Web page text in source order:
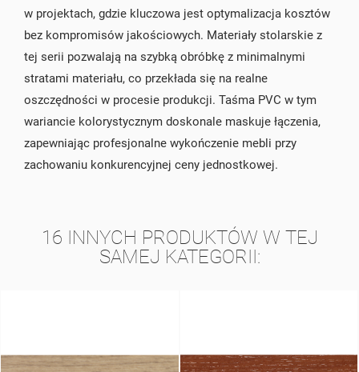
w projektach, gdzie kluczowa jest optymalizacja kosztów
bez kompromisów jakościowych. Materiały stolarskie z
tej serii pozwalają na szybką obróbkę z minimalnymi
stratami materiału, co przekłada się na realne
oszczędności w procesie produkcji. Taśma PVC w tym
wariancie kolorystycznym doskonale maskuje łączenia,
zapewniając profesjonalne wykończenie mebli przy
zachowaniu konkurencyjnej ceny jednostkowej.
16 INNYCH PRODUKTÓW W TEJ
SAMEJ KATEGORII: